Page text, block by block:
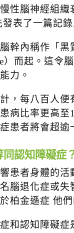
性腦神經組織
表了一篇記
幹內稱作「
）而起。這令
力。
，每八百人
病比率更高
患者將會超逾
認知障礙症
患者身體的
腦退化症或
柏金遜症 他
和認知障礙